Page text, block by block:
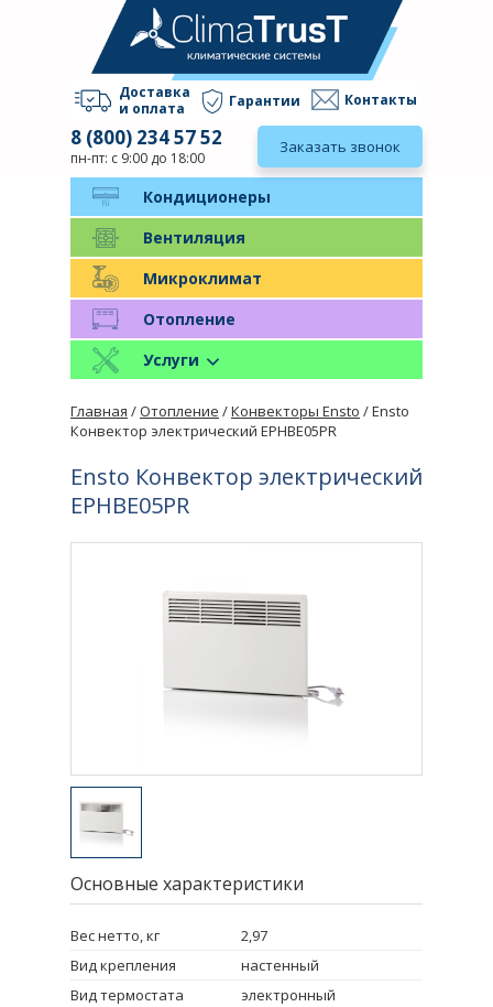
Доставка
и оплата
Гарантии Контакты
8 (800) 234 57 52
пн-пт: с 9:00 до 18:00
Заказать звонок
Кондиционеры
Вентиляция
Микроклимат
Отопление
Услуги
Главная /Отопление /Конвекторы Ensto / Ensto
Конвектор электрический EPHBE05PR
Ensto Конвектор электрический
EPHBE05PR
Основные характеристики
Вес нетто, кг
2,97
Вид крепления
настенный
Вид термостата
электронный